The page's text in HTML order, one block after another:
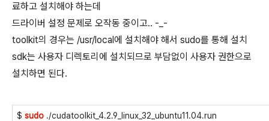
료하고 설치해야 하는데
드라이버 설정 문제로 오작동 중이고.. -_-
toolkit의 경우는 /usr/local에 설치해야 해서 sudo를 통해 설치
sdk는 사용자 디렉토리에 설치되므로 부담없이 사용자 권한으로
설치하면 된다.
$ sudo ./cudatoolkit_4.2.9_linux_32_ubuntu11.04.run